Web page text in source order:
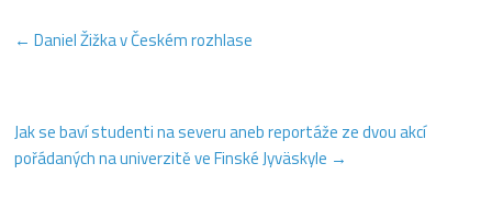
← Daniel Žižka v Českém rozhlase
Jak se baví studenti na severu aneb reportáže ze dvou akcí
pořádaných na univerzitě ve Finské Jyväskyle →